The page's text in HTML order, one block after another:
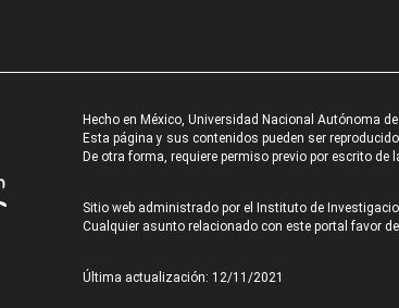
Hecho en México, Universidad Nacional Autónoma
Esta página y sus contenidos pueden ser
De otra forma, requiere permiso previo por escrito de
Sitio web administrado por el Instituto de
Cualquier asunto relacionado con este portal favor
Última actualización: 12/11/2021